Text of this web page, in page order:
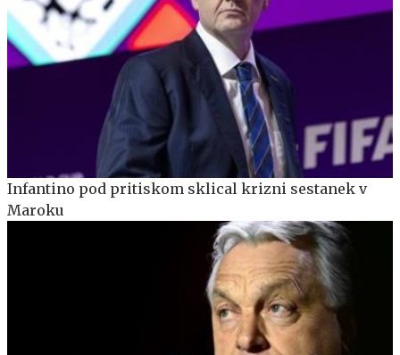
Infantino pod pritiskom sklical krizni sestanek v
Maroku